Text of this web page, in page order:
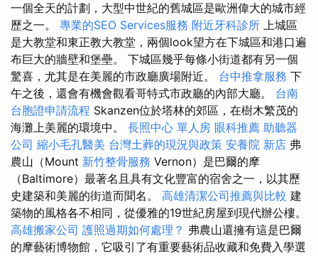
一個全天的計劃，大型中世紀的舊城區是歐洲偉大的城市經
歷之一。 專業的SEO Services服務 附近牙科診所 上城區
是大教堂和東正教大教堂，兩個look望方在下城區和港口遍
布巨大的牆壁和堡壘。 下城區幾乎每條小街道都有另一個
驚喜，尤其是在美麗的市政廳廣場附近。 台中推拿服務 下
午之後，還會有機會觀看哥特式市政廳的內部大廳。 台南
台胞證申請流程 Skanzen位於塔林的郊區，在樹木繁茂的
海灘上美麗的環境中。 長照中心 單人房 眼科推薦 助聽器
公司 縮小毛孔醫美 台灣土葬的現況與政策 安養院 新店 弗
農山（Mount 新竹整骨服務 Vernon）是巴爾的摩
（Baltimore）最著名且具有文化豐富的宿舍之一，以其歷
史建築和美麗的街道而聞名。 高雄清潔公司推薦與比較 建
築物的風格各不相同，從優雅的19世紀房屋到現代辦公樓。
高雄搬家公司 護照過期如何處理？ 弗農山還擁有這是巴爾
的摩藝術博物館，它吸引了有重要藝術品收藏和免費入學選